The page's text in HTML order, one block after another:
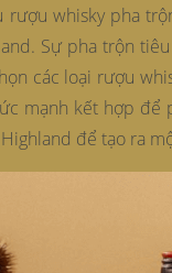
rượu whisky pha
Sự pha trộn
các loại rượu
mạnh kết hợp
để tạo ra